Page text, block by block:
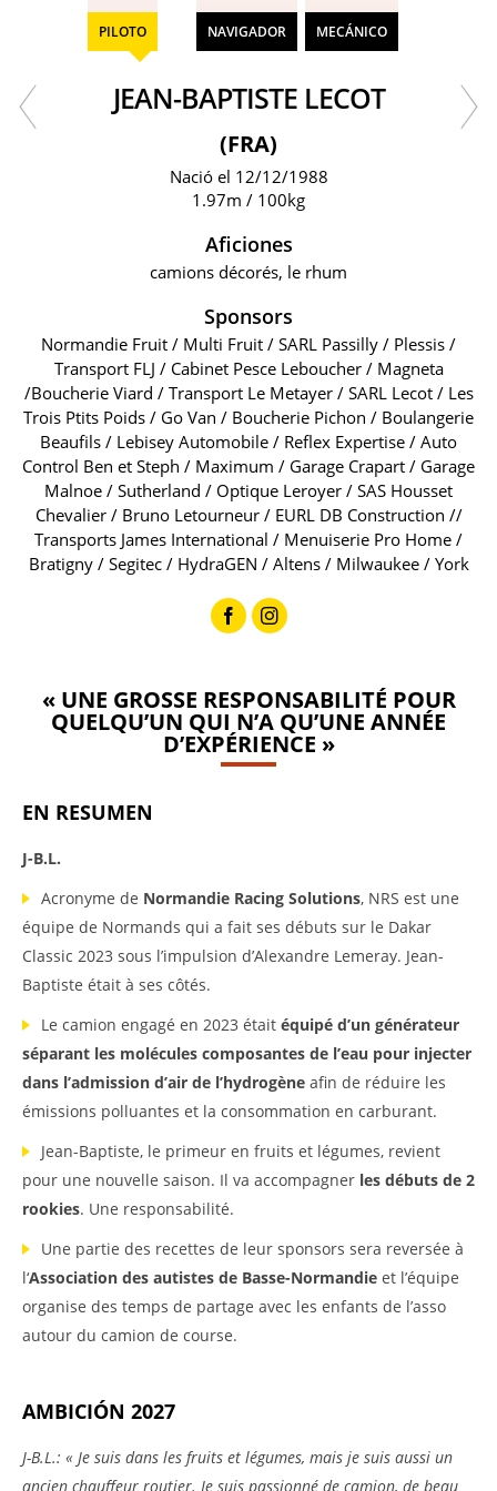
PILOTO NAVIGADOR MECÁNICO
JEAN-BAPTISTE LECOT
(FRA)
Nació el 12/12/1988
1.97m / 100kg
Aficiones
camions décorés, le rhum
Sponsors
Normandie Fruit / Multi Fruit / SARL Passilly / Plessis /
Transport FLJ / Cabinet Pesce Leboucher / Magneta
/Boucherie Viard / Transport Le Metayer / SARL Lecot / Les
Trois Ptits Poids / Go Van / Boucherie Pichon / Boulangerie
Beaufils / Lebisey Automobile / Reflex Expertise / Auto
Control Ben et Steph / Maximum / Garage Crapart / Garage
Malnoe / Sutherland / Optique Leroyer / SAS Housset
Chevalier / Bruno Letourneur / EURL DB Construction //
Transports James International / Menuiserie Pro Home /
Bratigny / Segitec / HydraGEN / Altens / Milwaukee / York
« UNE GROSSE RESPONSABILITÉ POUR
QUELQU’UN QUI N’A QU’UNE ANNÉE
D’EXPÉRIENCE »
EN RESUMEN
J-B.L.
Acronyme de Normandie Racing Solutions, NRS est une
équipe de Normands qui a fait ses débuts sur le Dakar
Classic 2023 sous l’impulsion d’Alexandre Lemeray. Jean-
Baptiste était à ses côtés.
Le camion engagé en 2023 était équipé d’un générateur
séparant les molécules composantes de l’eau pour injecter
dans l’admission d’air de l’hydrogène afin de réduire les
émissions polluantes et la consommation en carburant.
Jean-Baptiste, le primeur en fruits et légumes, revient
pour une nouvelle saison. Il va accompagner les débuts de 2
rookies. Une responsabilité.
Une partie des recettes de leur sponsors sera reversée à
l‘Association des autistes de Basse-Normandie et l’équipe
organise des temps de partage avec les enfants de l’asso
autour du camion de course.
AMBICIÓN 2027
J-B.L.: « Je suis dans les fruits et légumes, mais je suis aussi un
ancien chauffeur routier. Je suis passionné de camion, de beau